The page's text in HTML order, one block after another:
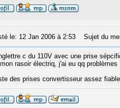
le: 12 Jan 2006 à 2:53 Sujet du
c du 110V avec une prise
rasoir électriq, j'ai eu qq problèmes
des prises convertisseur assez